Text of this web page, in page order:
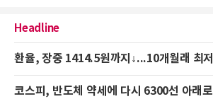
Headline
환율, 장중 1414.5원까지↓...10개월래 최저
코스피, 반도체 약세에 다시 6300선 아래로